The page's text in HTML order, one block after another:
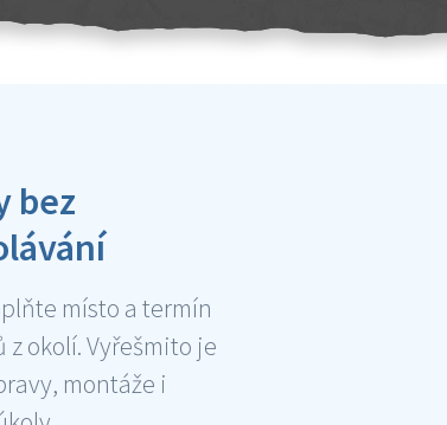
bez
místo a termín
okolí. Vyřešmito je
montáže i